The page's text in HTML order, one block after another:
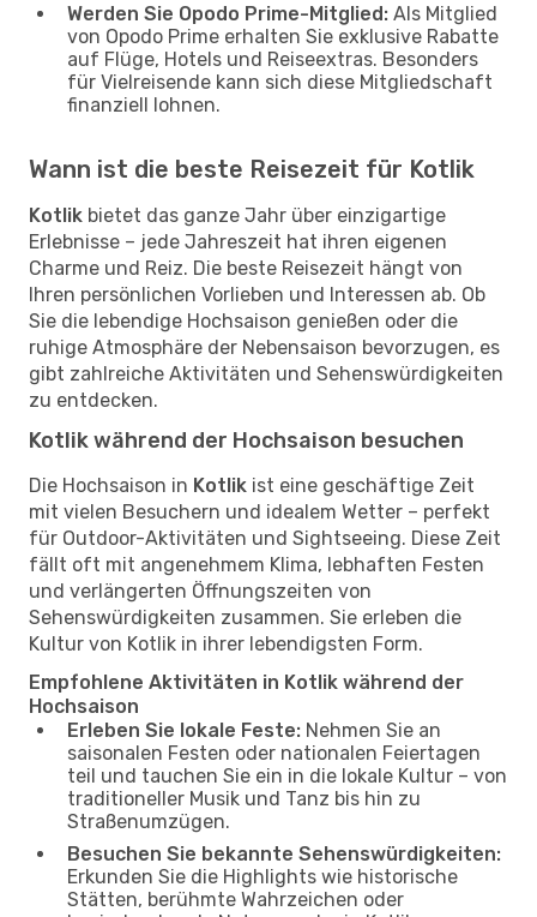
Werden Sie Opodo Prime-Mitglied: Als Mitglied
von Opodo Prime erhalten Sie exklusive Rabatte
auf Flüge, Hotels und Reiseextras. Besonders
für Vielreisende kann sich diese Mitgliedschaft
finanziell lohnen.
Wann ist die beste Reisezeit für Kotlik
Kotlik bietet das ganze Jahr über einzigartige
Erlebnisse – jede Jahreszeit hat ihren eigenen
Charme und Reiz. Die beste Reisezeit hängt von
Ihren persönlichen Vorlieben und Interessen ab. Ob
Sie die lebendige Hochsaison genießen oder die
ruhige Atmosphäre der Nebensaison bevorzugen, es
gibt zahlreiche Aktivitäten und Sehenswürdigkeiten
zu entdecken.
Kotlik während der Hochsaison besuchen
Die Hochsaison in Kotlik ist eine geschäftige Zeit
mit vielen Besuchern und idealem Wetter – perfekt
für Outdoor-Aktivitäten und Sightseeing. Diese Zeit
fällt oft mit angenehmem Klima, lebhaften Festen
und verlängerten Öffnungszeiten von
Sehenswürdigkeiten zusammen. Sie erleben die
Kultur von Kotlik in ihrer lebendigsten Form.
Empfohlene Aktivitäten in Kotlik während der
Hochsaison
Erleben Sie lokale Feste: Nehmen Sie an
saisonalen Festen oder nationalen Feiertagen
teil und tauchen Sie ein in die lokale Kultur – von
traditioneller Musik und Tanz bis hin zu
Straßenumzügen.
Besuchen Sie bekannte Sehenswürdigkeiten:
Erkunden Sie die Highlights wie historische
Stätten, berühmte Wahrzeichen oder